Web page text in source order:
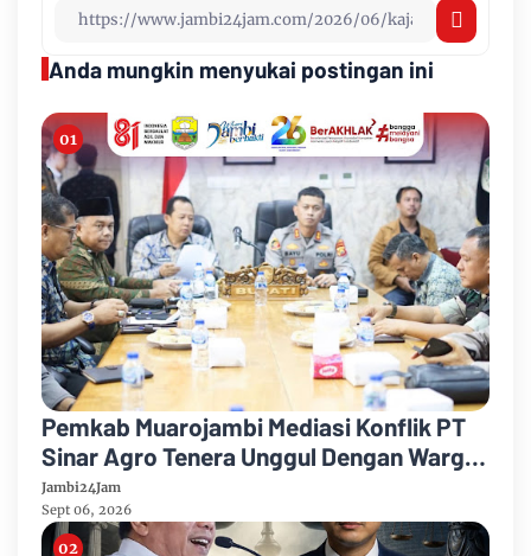
Anda mungkin menyukai postingan ini
Pemkab Muarojambi Mediasi Konflik PT
Sinar Agro Tenera Unggul Dengan Warga
Sipin Teluk Duren
Jambi24Jam
Sept 06, 2026